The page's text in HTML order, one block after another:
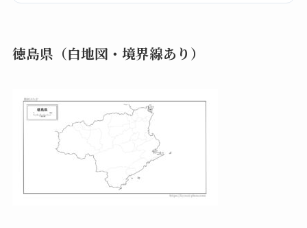
徳島県（白地図・境界線あり）